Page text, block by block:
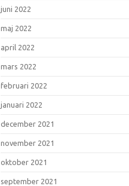
juni 2022
maj 2022
april 2022
mars 2022
februari 2022
januari 2022
december 2021
november 2021
oktober 2021
september 2021